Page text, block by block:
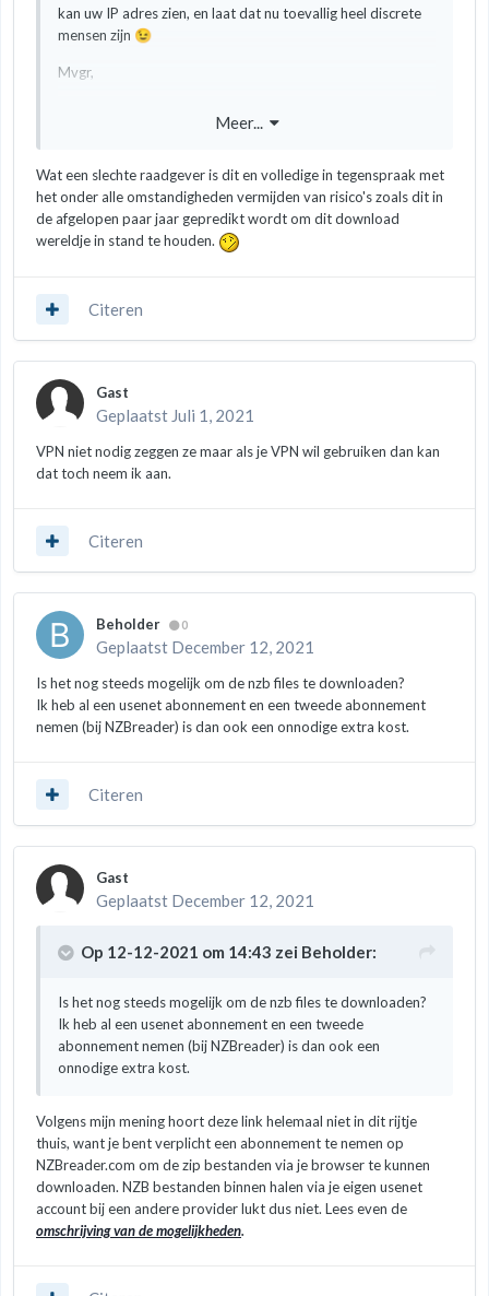
kan uw IP adres zien, en laat dat nu toevallig heel discrete
mensen zijn 😉
Mvgr,
Meer...
Wat een slechte raadgever is dit en volledige in tegenspraak met
het onder alle omstandigheden vermijden van risico's zoals dit in
de afgelopen paar jaar gepredikt wordt om dit download
wereldje in stand te houden.
Citeren
Gast
Geplaatst Juli 1, 2021
VPN niet nodig zeggen ze maar als je VPN wil gebruiken dan kan
dat toch neem ik aan.
Citeren
Beholder 0
Geplaatst December 12, 2021
Is het nog steeds mogelijk om de nzb files te downloaden?
Ik heb al een usenet abonnement en een tweede abonnement
nemen (bij NZBreader) is dan ook een onnodige extra kost.
Citeren
Gast
Geplaatst December 12, 2021
Op 12-12-2021 om 14:43 zei Beholder:
Is het nog steeds mogelijk om de nzb files te downloaden?
Ik heb al een usenet abonnement en een tweede
abonnement nemen (bij NZBreader) is dan ook een
onnodige extra kost.
Volgens mijn mening hoort deze link helemaal niet in dit rijtje
thuis, want je bent verplicht een abonnement te nemen op
NZBreader.com om de zip bestanden via je browser te kunnen
downloaden. NZB bestanden binnen halen via je eigen usenet
account bij een andere provider lukt dus niet. Lees even de
omschrijving van de mogelijkheden.